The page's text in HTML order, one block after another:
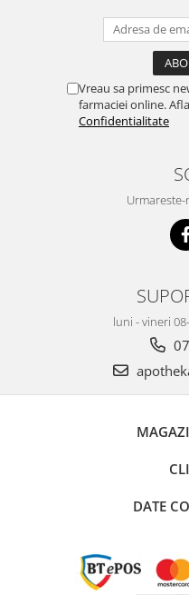
Vreau sa primesc
farmaciei online.
Confidentialitate
luni - vineri
DATE